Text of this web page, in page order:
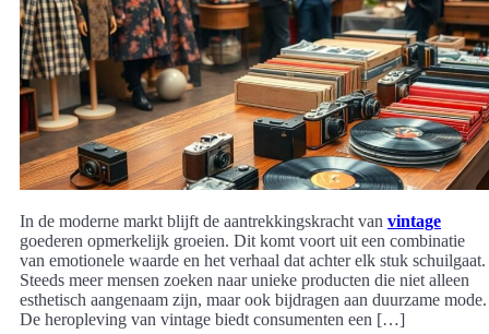
In de moderne markt blijft de aantrekkingskracht van vintage
goederen opmerkelijk groeien. Dit komt voort uit een combinatie
van emotionele waarde en het verhaal dat achter elk stuk schuilgaat.
Steeds meer mensen zoeken naar unieke producten die niet alleen
esthetisch aangenaam zijn, maar ook bijdragen aan duurzame mode.
De heropleving van vintage biedt consumenten een […]